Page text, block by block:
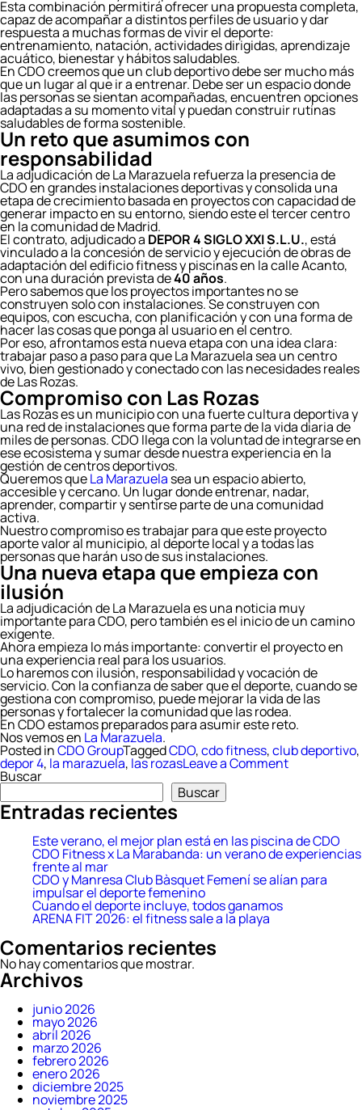
Esta combinación permitirá ofrecer una propuesta completa,
capaz de acompañar a distintos perfiles de usuario y dar
respuesta a muchas formas de vivir el deporte:
entrenamiento, natación, actividades dirigidas, aprendizaje
acuático, bienestar y hábitos saludables.
En CDO creemos que un club deportivo debe ser mucho más
que un lugar al que ir a entrenar. Debe ser un espacio donde
las personas se sientan acompañadas, encuentren opciones
adaptadas a su momento vital y puedan construir rutinas
saludables de forma sostenible.
Un reto que asumimos con
responsabilidad
La adjudicación de La Marazuela refuerza la presencia de
CDO en grandes instalaciones deportivas y consolida una
etapa de crecimiento basada en proyectos con capacidad de
generar impacto en su entorno, siendo este el tercer centro
en la comunidad de Madrid.
El contrato, adjudicado a DEPOR 4 SIGLO XXI S.L.U., está
vinculado a la concesión de servicio y ejecución de obras de
adaptación del edificio fitness y piscinas en la calle Acanto,
con una duración prevista de40 años.
Pero sabemos que los proyectos importantes no se
construyen solo con instalaciones. Se construyen con
equipos, con escucha, con planificación y con una forma de
hacer las cosas que ponga al usuario en el centro.
Por eso, afrontamos esta nueva etapa con una idea clara:
trabajar paso a paso para que La Marazuela sea un centro
vivo, bien gestionado y conectado con las necesidades reales
de Las Rozas.
Compromiso con Las Rozas
Las Rozas es un municipio con una fuerte cultura deportiva y
una red de instalaciones que forma parte de la vida diaria de
miles de personas. CDO llega con la voluntad de integrarse en
ese ecosistema y sumar desde nuestra experiencia en la
gestión de centros deportivos.
Queremos queLa Marazuela sea un espacio abierto,
accesible y cercano. Un lugar donde entrenar, nadar,
aprender, compartir y sentirse parte de una comunidad
activa.
Nuestro compromiso es trabajar para que este proyecto
aporte valor al municipio, al deporte local y a todas las
personas que harán uso de sus instalaciones.
Una nueva etapa que empieza con
ilusión
La adjudicación de La Marazuela es una noticia muy
importante para CDO, pero también es el inicio de un camino
exigente.
Ahora empieza lo más importante: convertir el proyecto en
una experiencia real para los usuarios.
Lo haremos con ilusión, responsabilidad y vocación de
servicio. Con la confianza de saber que el deporte, cuando se
gestiona con compromiso, puede mejorar la vida de las
personas y fortalecer la comunidad que las rodea.
En CDO estamos preparados para asumir este reto.
Nos vemos en La Marazuela.
Posted inCDO GroupTaggedCDO,cdo fitness,club deportivo,
depor 4, la marazuela, las rozasLeave a Commenton
deportivo
La
Marazuela
en
Las
Buscar
Buscar
Entradas recientes
Este verano, el mejor plan está en las piscina de CDO
CDO Fitness x La Marabanda: un verano de experiencias
frente al mar
CDO y Manresa Club Bàsquet Femení se alían para
impulsar el deporte femenino
Cuando el deporte incluye, todos ganamos
ARENA FIT 2026: el fitness sale a la playa
Comentarios recientes
No hay comentarios que mostrar.
Archivos
junio 2026
mayo 2026
abril 2026
marzo 2026
febrero 2026
enero 2026
diciembre 2025
noviembre 2025